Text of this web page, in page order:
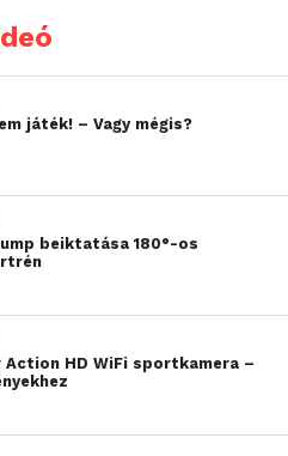
köre is – azon
hozzám hasonlóan már
300-500 ezrest
majd újabb milliókat az
akik már tudjuk az
de néha – vagy
támaszkodnánk az
segít elérni ez a
Szigorúan szubjektíven.
játék! – Vagy mégis?
beiktatása 180°-os
HD WiFi sportkamera –